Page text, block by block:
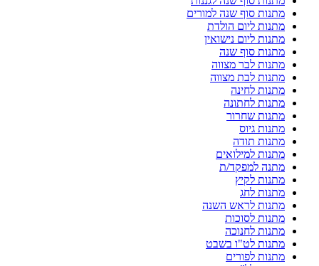
מתנות סוף שנה למורים
מתנות ליום הולדת
מתנות ליום נישואין
מתנות סוף שנה
מתנות לבר מצווה
מתנות לבת מצווה
מתנות לחינה
מתנות לחתונה
מתנות שחרור
מתנות גיוס
מתנות תודה
מתנות למילואים
מתנה למפקד/ת
מתנות לקיץ
מתנות לחג
מתנות לראש השנה
מתנות לסוכות
מתנות לחנוכה
מתנות לט"ו בשבט
מתנות לפורים